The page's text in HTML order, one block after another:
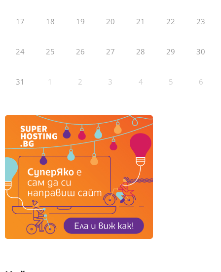
17 18 19 20 21 22 23
24 25 26 27 28 29 30
31 1 2 3 4 5 6